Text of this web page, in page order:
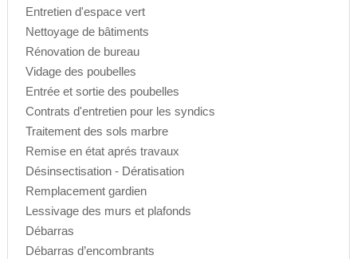
Entretien d'espace vert
Nettoyage de bâtiments
Rénovation de bureau
Vidage des poubelles
Entrée et sortie des poubelles
Contrats d'entretien pour les syndics
Traitement des sols marbre
Remise en état aprés travaux
Désinsectisation - Dératisation
Remplacement gardien
Lessivage des murs et plafonds
Débarras
Débarras d’encombrants